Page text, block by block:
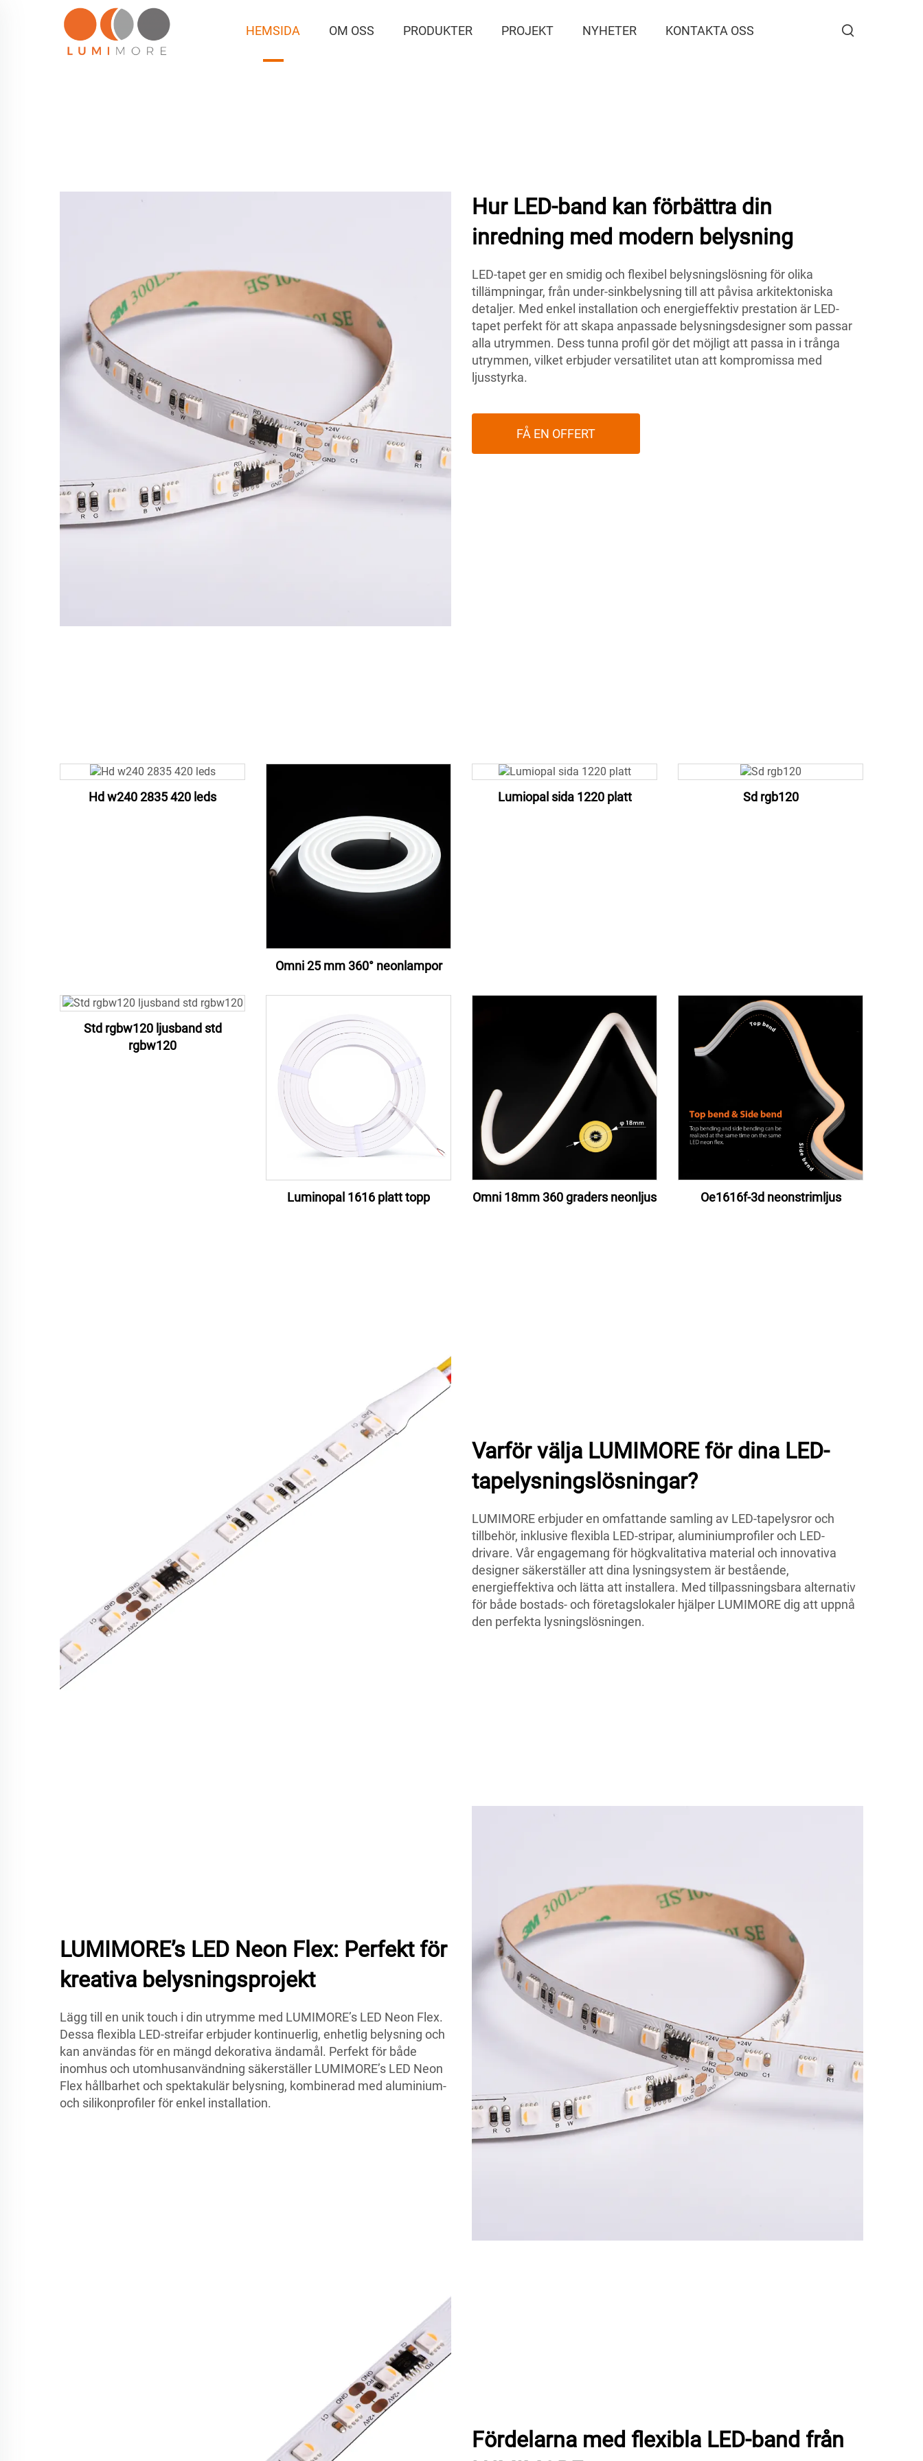
HEMSIDA OM OSS PRODUKTER PROJEKT NYHETER KONTAKTA OSS
Hur LED-band kan förbättra din
inredning med modern belysning
LED-tapet ger en smidig och flexibel belysningslösning för olika
tillämpningar, från under-sinkbelysning till att påvisa arkitektoniska
detaljer. Med enkel installation och energieffektiv prestation är LED-
tapet perfekt för att skapa anpassade belysningsdesigner som passar
alla utrymmen. Dess tunna profil gör det möjligt att passa in i trånga
utrymmen, vilket erbjuder versatilitet utan att kompromissa med
ljusstyrka.
FÅ EN OFFERT
Hd w240 2835 420 leds
Omni 25 mm 360° neonlampor
Lumiopal sida 1220 platt Sd rgb120
Std rgbw120 ljusband std
rgbw120
Luminopal 1616 platt topp Omni 18mm 360 graders neonljus Oe1616f-3d neonstrimljus
Varför välja LUMIMORE för dina LED-
tapelysningslösningar?
LUMIMORE erbjuder en omfattande samling av LED-tapelysror och
tillbehör, inklusive flexibla LED-stripar, aluminiumprofiler och LED-
drivare. Vår engagemang för högkvalitativa material och innovativa
designer säkerställer att dina lysningsystem är bestående,
energieffektiva och lätta att installera. Med tillpassningsbara alternativ
för både bostads- och företagslokaler hjälper LUMIMORE dig att uppnå
den perfekta lysningslösningen.
LUMIMORE’s LED Neon Flex: Perfekt för
kreativa belysningsprojekt
Lägg till en unik touch i din utrymme med LUMIMORE’s LED Neon Flex.
Dessa flexibla LED-streifar erbjuder kontinuerlig, enhetlig belysning och
kan användas för en mängd dekorativa ändamål. Perfekt för både
inomhus och utomhusanvändning säkerställer LUMIMORE’s LED Neon
Flex hållbarhet och spektakulär belysning, kombinerad med aluminium-
och silikonprofiler för enkel installation.
Fördelarna med flexibla LED-band från